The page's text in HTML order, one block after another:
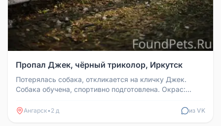
Пропал Джек, чёрный триколор, Иркутск
Потерялась собака, откликается на кличку Джек.
Собака обучена, спортивно подготовлена. Окрас:
Ангарск• 2 д из VK